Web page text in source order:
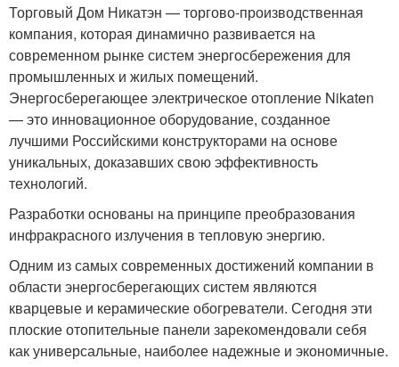
Торговый Дом Никатэн — торгово-производственная
компания, которая динамично развивается на
современном рынке систем энергосбережения для
промышленных и жилых помещений.
Энергосберегающее электрическое отопление Nikaten
— это инновационное оборудование, созданное
лучшими Российскими конструкторами на основе
уникальных, доказавших свою эффективность
технологий.
Разработки основаны на принципе преобразования
инфракрасного излучения в тепловую энергию.
Одним из самых современных достижений компании в
области энергосберегающих систем являются
кварцевые и керамические обогреватели. Сегодня эти
плоские отопительные панели зарекомендовали себя
как универсальные, наиболее надежные и экономичные.